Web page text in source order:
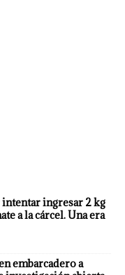
ingresar 2 kg
a la cárcel. Una era
embarcadero a